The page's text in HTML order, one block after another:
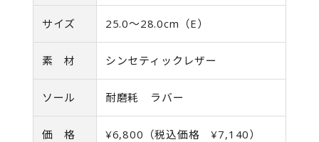
サイズ 25.0〜28.0cm（E）
素 材 シンセティックレザー
ソール 耐磨耗 ラバー
価 格 ¥6,800（税込価格 ¥7,140）